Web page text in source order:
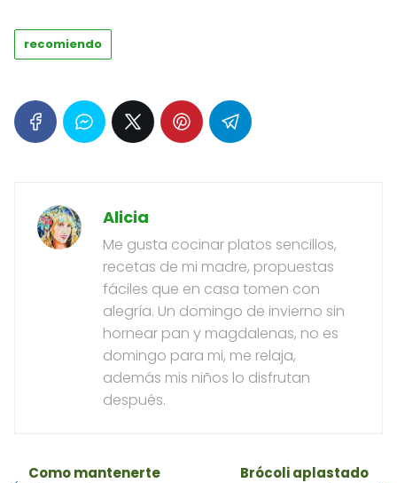
recomiendo
Alicia
Me gusta cocinar platos sencillos,
recetas de mi madre, propuestas
fáciles que en casa tomen con
alegría. Un domingo de invierno sin
hornear pan y magdalenas, no es
domingo para mi, me relaja,
además mis niños lo disfrutan
después.
Como mantenerte
Brócoli aplastado